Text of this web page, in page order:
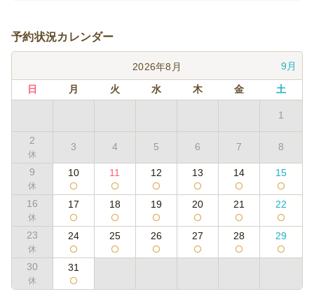
予約状況カレンダー
2026年8月 9月
日 月 火 水 木 金 土
1
2
3 4 5 6 7 8
9 10 11 12 13 14 15
16 17 18 19 20 21 22
23 24 25 26 27 28 29
30 31